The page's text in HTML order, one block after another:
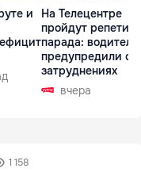
и
На Телецентре
пройдут
парада:
предупредили о
затруднениях
вчера
1 158